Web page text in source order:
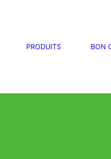
PRODUITS BON